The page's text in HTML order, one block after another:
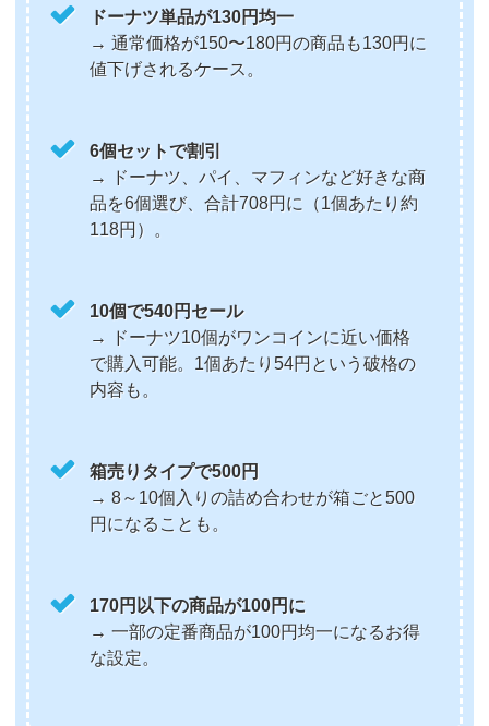
ドーナツ単品が130円均一
→ 通常価格が150〜180円の商品も130円に
値下げされるケース。
6個セットで割引
→ ドーナツ、パイ、マフィンなど好きな商
品を6個選び、合計708円に（1個あたり約
118円）。
10個で540円セール
→ ドーナツ10個がワンコインに近い価格
で購入可能。1個あたり54円という破格の
内容も。
箱売りタイプで500円
→ 8～10個入りの詰め合わせが箱ごと500
円になることも。
170円以下の商品が100円に
→ 一部の定番商品が100円均一になるお得
な設定。